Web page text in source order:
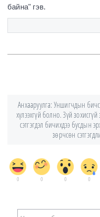
байна" гэв.
Анхааруулга: Уншигчдын
хүлээхгүй болно. Зүй
сэтгэгдэл бичихдээ бусдын
зөрчсөн
0 0 0 0